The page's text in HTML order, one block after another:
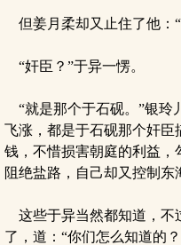
但姜月柔却又止住了他：
“奸臣？”于异一愣。
“就是那个于石砚。”银玲
飞涨，都是于石砚那个奸
钱，不惜损害朝庭的利益，
阻绝盐路，自己却又控制
这些于异当然都知道，不
了，道：“你们怎么知道的